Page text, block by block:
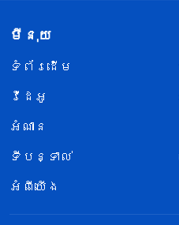
មីនុយ
ទំព័រ​ដើម
វីដេអូ
អំណាន
ទីបន្ទាល់
អំពីយើង